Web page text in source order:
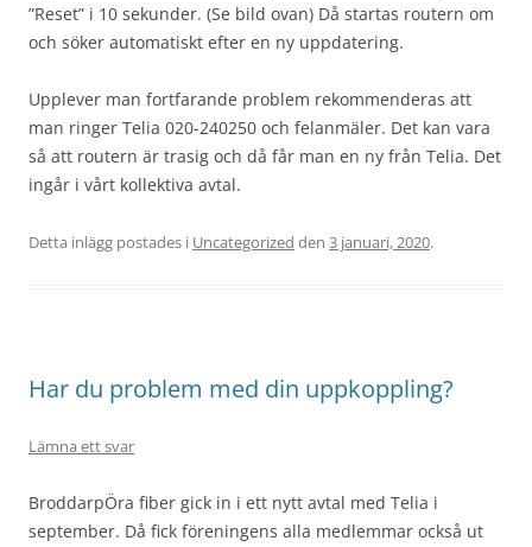
”Reset” i 10 sekunder. (Se bild ovan) Då startas routern om
och söker automatiskt efter en ny uppdatering.
Upplever man fortfarande problem rekommenderas att
man ringer Telia 020-240250 och felanmäler. Det kan vara
så att routern är trasig och då får man en ny från Telia. Det
ingår i vårt kollektiva avtal.
Detta inlägg postades i Uncategorized den 3 januari, 2020.
Har du problem med din uppkoppling?
Lämna ett svar
BroddarpÖra fiber gick in i ett nytt avtal med Telia i
september. Då fick föreningens alla medlemmar också ut